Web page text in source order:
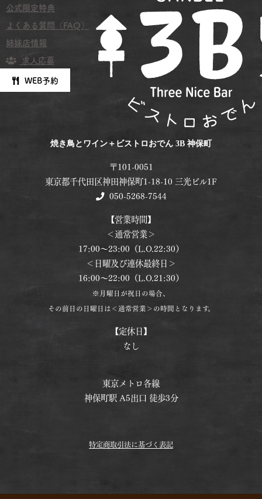
公式限定特典
よくある質問（FAQ）
姉妹店情報
求人応募
WEB予約
焼き鳥とワイン＋ビストロおでん 3B 神保町
〒101-0051
東京都千代田区神田神保町1-18-10 三光ビル1F
050-5268-7544
【営業時間】
＜通常営業＞
17:00〜23:00（L.O.22:30）
＜日曜及び連休最終日＞
16:00〜22:00（L.O.21:30）
※月曜日が祝日の場合、
その前日の日曜日は＜通常営業＞の時間となります。
【定休日】
なし
東京メトロ各線
神保町駅 A5出口 徒歩3分
特定商取引法に基づく表記